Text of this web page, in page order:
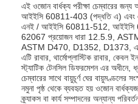
এই ওজোন বার্ধক্য পরীক্ষা চেম্বারের
আইইসি 60811-403 (পদ্ধতি এ) এবং
এনই / আইইসি 60811-512, আইইসি
62067 প্রয়োজন ধারা 12.5.9,
ASTM D470, D1352, D1373,
এটি রাবার, থার্মোপ্লাস্টিক রাবার,
স্ট্যাটিক টেনসিল ডিফরমেশন এর
চেম্বারের সাথে বায়ুচূর্ণ ঘের বায়ুমণ্ডলের
নমুনা পৃষ্ঠ থেকে ব্যবহৃত হয় ওজোন
ক্র্যাকস বা কার্য সম্পাদনের অন্যান্য